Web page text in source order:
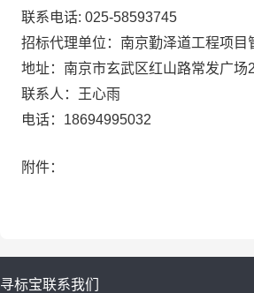
联系电话: 025-58593745
招标代理单位：南京勤泽道工程项目
地址：南京市玄武区红山路常发广场
联系人：王心雨
电话：18694995032
附件：
寻标宝联系我们